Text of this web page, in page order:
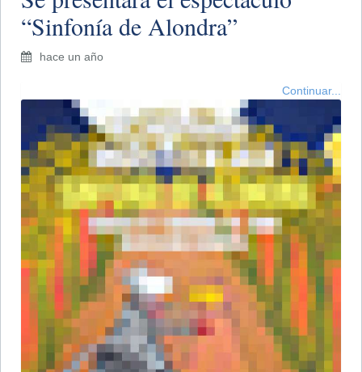
“Sinfonía de Alondra”
hace un año
Continuar...